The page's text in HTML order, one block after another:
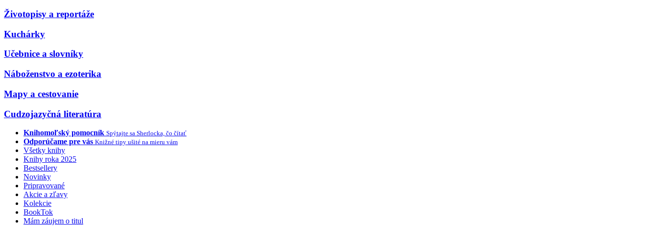
Životopisy a reportáže
Kuchárky
Učebnice a slovníky
Náboženstvo a ezoterika
Mapy a cestovanie
Cudzojazyčná literatúra
Knihomoľský pomocník Spýtajte sa Sherlocka, čo čítať
Odporúčame pre vás Knižné tipy ušité na mieru vám
Všetky knihy
Knihy roka 2025
Bestsellery
Novinky
Pripravované
Akcie a zľavy
Kolekcie
BookTok
Mám záujem o titul